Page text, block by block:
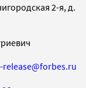
2-я, д.
release@forbes.ru